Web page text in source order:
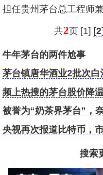
担任贵州茅台总工程师
共2页 [1] [2]
牛年茅台的两件尬事
茅台镇唐华酒业2批次
频上热搜的茅台股价降
亿
被誉为“奶茶界茅台”，
央视再次报道比特币，
搜索